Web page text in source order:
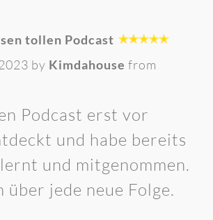
tollen Podcast
by Kimdahouse from
Podcast erst vor
und habe bereits
und mitgenommen.
über jede neue Folge.